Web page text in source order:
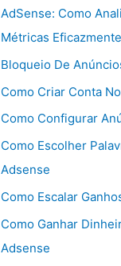
AdSense: Como
Métricas Eficazmente
Bloqueio De
Como Criar Conta
Como Configurar
Como Escolher
Adsense
Como Escalar
Como Ganhar
Adsense